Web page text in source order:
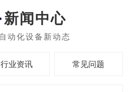
新闻中心
行业资讯 常见问题